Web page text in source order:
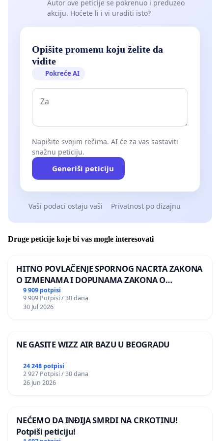
širenja međusobne mržnje i grade međusobnu
Regionu i Balkanu su potrebni mir, međuvjersko i
međunacionalno uvažavanje, poštovanje
međunarodnog prava, demokratije, vladavina
prava, ljudskih i manjinskih prava; kulturno i
Svijet ide naprijed, neće nas čekati. Uklanjanje nazadnih,
saradnje otvaranje je puta u našu budućnost i
budućnost narednih generacija.
Potpisnici Regionalne inicijative intelektualaca za
doprinos miru i stabilnosti:
Autor ove peticije se pokrenuo i preduzeo
akciju. Hoćete li i vi uraditi isto?
Opišite promenu koju želite da
vidite
Pokreće AI
Napišite svojim rečima. AI će za vas sastaviti
snažnu peticiju.
Generiši peticiju
Vaši podaci ostaju vaši Privatnost po dizajnu
Druge peticije koje bi vas mogle interesovati
HITNO POVLAČENJE SPORNOG NACRTA ZAKONA
O IZMENAMA I DOPUNAMA ZAKONA O
DOBROBITI ŽIVOTINJA
9 909 potpisi
9 909 Potpisi / 30 dana
30 Jul 2026
NE GASITE WIZZ AIR BAZU U BEOGRADU
24 248 potpisi
2 927 Potpisi / 30 dana
26 Jun 2026
NEĆEMO DA INĐIJA SMRDI NA CRKOTINU!
Potpiši peticiju!